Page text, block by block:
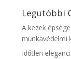
Legutóbbi
A kezek
munkavédelmi
Időtlen